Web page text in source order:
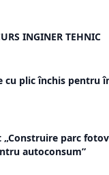
INGINER TEHNIC
cu plic închis pentru
parc
autoconsum”